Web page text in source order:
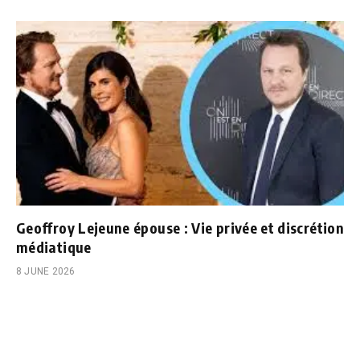
Geoffroy Lejeune épouse : Vie privée et discrétion
médiatique
8 JUNE 2026